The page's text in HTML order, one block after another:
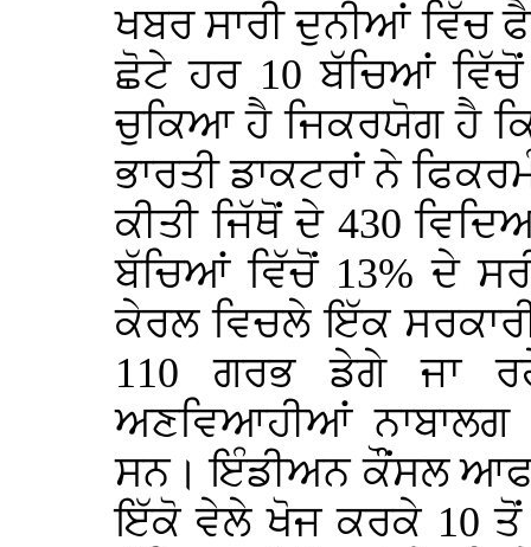
ਖਬਰ ਸਾਰੀ ਦੁਨੀਆਂ ਵਿੱਚ
ਛੋਟੇ ਹਰ 10 ਬੱਚਿਆਂ
ਚੁਕਿਆ ਹੈ ਜਿਕਰਯੋਗ ਹੈ
ਭਾਰਤੀ ਡਾਕਟਰਾਂ ਨੇ
ਕੀਤੀ ਜਿੱਥੋਂ ਦੇ 430
ਬੱਚਿਆਂ ਵਿੱਚੋਂ 13% ਦੇ
ਕੇਰਲ ਵਿਚਲੇ ਇੱਕ
110 ਗਰਭ ਡੇਗੇ ਜਾ
ਅਣਵਿਆਹੀਆਂ
ਸਨ। ਇੰਡੀਅਨ ਕੌਂਸਲ ਆਫ
ਇੱਕੋ ਵੇਲੇ ਖੋਜ ਕਰਕੇ 10 ਤੋਂ